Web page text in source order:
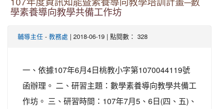
107年度資訊知能暨素養導向教學培訓計畫─數
學素養導向教學共備工作坊
輔導主任 - 教務處 | 2018-06-19 | 點閱數： 328
一、依據107年6月4日桃教小字第1070044119號
函辦理。 二、研習主題：數學素養導向教學共備工
作坊。 三、研習時間：107年7月5、6日(四、五)、